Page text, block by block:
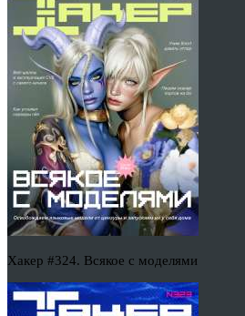
Хакер #324. Всякое с моделями